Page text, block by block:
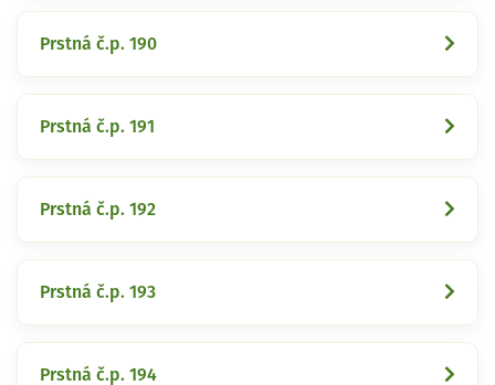
Prstná č.p. 190
Prstná č.p. 191
Prstná č.p. 192
Prstná č.p. 193
Prstná č.p. 194